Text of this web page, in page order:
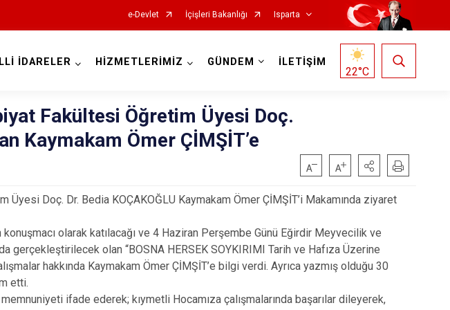
e-Devlet İçişleri Bakanlığı Isparta
Atabey
Eğirdir
Gelendost
Gönen
Senirkent
Sütçüler
Uluborlu
Yalvaç
İDARELER HİZMETLERİMİZ GÜNDEM İLETİŞİM
22°C
Fakültesi Öğretim Üyesi Doç.
Kaymakam Ömer ÇİMŞİT’e
Doç. Dr. Bedia KOÇAKOĞLU Kaymakam Ömer ÇİMŞİT’i Makamında ziyaret
olarak katılacağı ve 4 Haziran Perşembe Günü Eğirdir Meyvecilik ve
gerçekleştirilecek olan “BOSNA HERSEK SOYKIRIMI Tarih ve Hafıza Üzerine
hakkında Kaymakam Ömer ÇİMŞİT’e bilgi verdi. Ayrıca yazmış olduğu 30
etti.
ifade ederek; kıymetli Hocamıza çalışmalarında başarılar dileyerek,